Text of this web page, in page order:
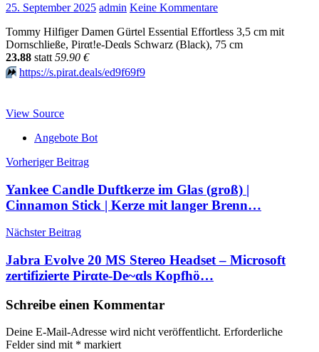
25. September 2025 admin Keine Kommentare
Tommy Hilfiger Damen Gürtel Essential Effortless 3,5 cm mit
Dornschließe, Pirαt!е-Dеαls Schwarz (Black), 75 cm
23.88 statt 59.90 €
⏩️ https://s.pirat.deals/ed9f69f9
View Source
Angebote Bot
Beitragsnavigation
Vorheriger Beitrag
Yankee Candle Duftkerze im Glas (groß) |
Cinnamon Stick | Kerze mit langer Brenn…
Nächster Beitrag
Jabra Evolve 20 MS Stereo Headset – Microsoft
zertifizierte Pirαtе-Dе~αls Kopfhö…
Schreibe einen Kommentar
Deine E-Mail-Adresse wird nicht veröffentlicht. Erforderliche
Felder sind mit * markiert